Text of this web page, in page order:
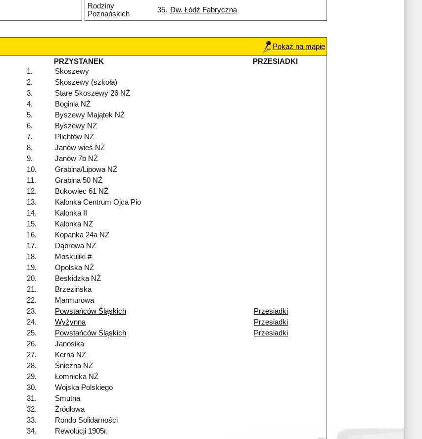
Rodziny
Poznańskich
35. Dw. Łódź Fabryczna
Pokaż na mapie
PRZYSTANEK
PRZESIADKI
1.
Skoszewy
2.
Skoszewy (szkoła)
3.
Stare Skoszewy 26 NŻ
4.
Boginia NŻ
5.
Byszewy Majątek NŻ
6.
Byszewy NŻ
7.
Plichtów NŻ
8.
Janów wieś NŻ
9.
Janów 7b NŻ
10.
Grabina/Lipowa NŻ
11.
Grabina 50 NŻ
12.
Bukowiec 61 NŻ
13.
Kalonka Centrum Ojca Pio
14.
Kalonka II
15.
Kalonka NŻ
16.
Kopanka 24a NŻ
17.
Dąbrowa NŻ
18.
Moskuliki #
19.
Opolska NŻ
20.
Beskidzka NŻ
21.
Brzezińska
22.
Marmurowa
23. Powstańców Śląskich
Przesiadki
24. Wyżynna
Przesiadki
25. Powstańców Śląskich
Przesiadki
26.
Janosika
27.
Kerna NŻ
28.
Śnieżna NŻ
29.
Łomnicka NŻ
30.
Wojska Polskiego
31.
Smutna
32.
Źródłowa
33.
Rondo Solidarności
34.
Rewolucji 1905r.